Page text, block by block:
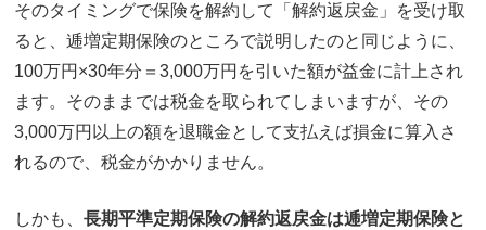
そのタイミングで保険を解約して「解約返戻金」を受け取
ると、逓増定期保険のところで説明したのと同じように、
100万円×30年分＝3,000万円を引いた額が益金に計上され
ます。そのままでは税金を取られてしまいますが、その
3,000万円以上の額を退職金として支払えば損金に算入さ
れるので、税金がかかりません。
しかも、 長期平準定期保険の解約返戻金は逓増定期保険と